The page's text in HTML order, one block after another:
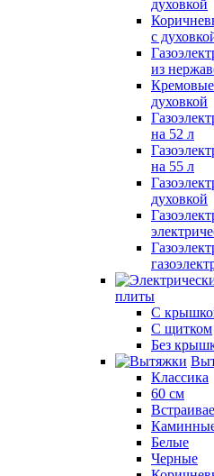
духовкой
с
из
Кремовые
духовкой
на 52 л
на 55 л
духовкой
плиты
С
С щитком
Без
Классика
60 см
Белые
Черные